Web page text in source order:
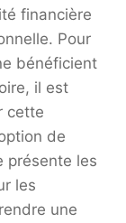
financière
Pour
bénéficient
il est
cette
de
présente les
les
une